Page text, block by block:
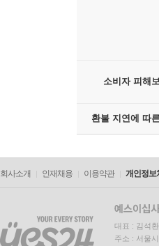
소비자 피해
환불 지연에 따
회사소개 인재채용 이용약관 개인정보
대표 : 김석
주소 : 서울